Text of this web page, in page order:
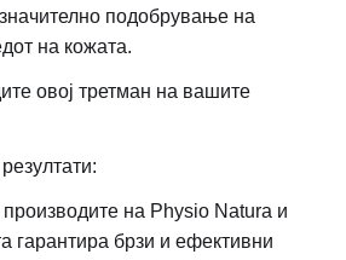
подобрување на
на кожата.
овој третман на вашите
на Physio Natura и
гарантира брзи и ефективни